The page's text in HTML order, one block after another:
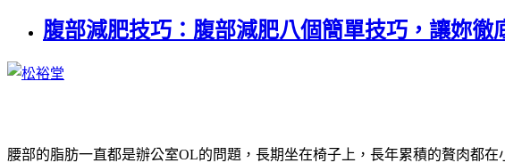
腹部減肥技巧：腹部減肥八個簡單技巧，讓妳徹
腰部的脂肪一直都是辦公室OL的問題，長期坐在椅子上，長年累積的贅肉都